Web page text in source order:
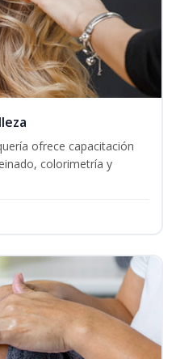
ofrece capacitación
colorimetría y